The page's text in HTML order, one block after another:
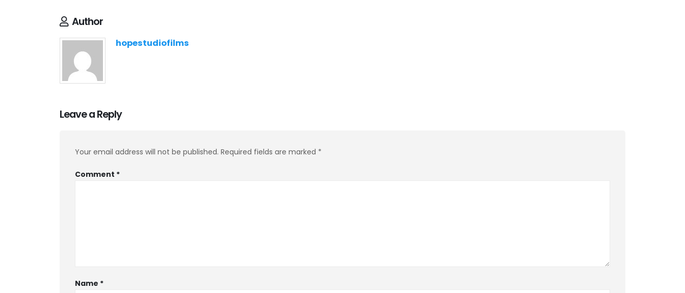
Author
hopestudiofilms
Leave a Reply
Your email address will not be published. Required fields are marked *
Comment *
Name *